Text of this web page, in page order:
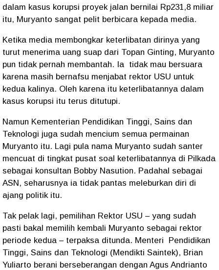
dalam kasus korupsi proyek jalan bernilai Rp231,8 miliar
itu, Muryanto sangat pelit berbicara kepada media.
Ketika media membongkar keterlibatan dirinya yang
turut menerima uang suap dari Topan Ginting, Muryanto
pun tidak pernah membantah. Ia tidak mau bersuara
karena masih bernafsu menjabat rektor USU untuk
kedua kalinya. Oleh karena itu keterlibatannya dalam
kasus korupsi itu terus ditutupi.
Namun Kementerian Pendidikan Tinggi, Sains dan
Teknologi juga sudah mencium semua permainan
Muryanto itu. Lagi pula nama Muryanto sudah santer
mencuat di tingkat pusat soal keterlibatannya di Pilkada
sebagai konsultan Bobby Nasution. Padahal sebagai
ASN, seharusnya ia tidak pantas meleburkan diri di
ajang politik itu.
Tak pelak lagi, pemilihan Rektor USU – yang sudah
pasti bakal memilih kembali Muryanto sebagai rektor
periode kedua – terpaksa ditunda. Menteri
Pendidikan
Tinggi, Sains dan Teknologi (Mendikti Saintek), Brian
Yuliarto berani berseberangan dengan Agus Andrianto